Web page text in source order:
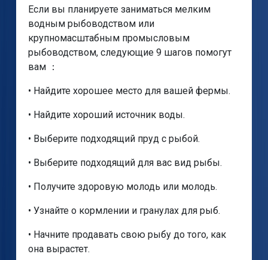
Если вы планируете заниматься мелким
водным рыбоводством или
крупномасштабным промысловым
рыбоводством, следующие 9 шагов помогут
вам ：
• Найдите хорошее место для вашей фермы.
• Найдите хороший источник воды.
• Выберите подходящий пруд с рыбой.
• Выберите подходящий для вас вид рыбы.
• Получите здоровую молодь или молодь.
• Узнайте о кормлении и гранулах для рыб.
• Начните продавать свою рыбу до того, как
она вырастет.